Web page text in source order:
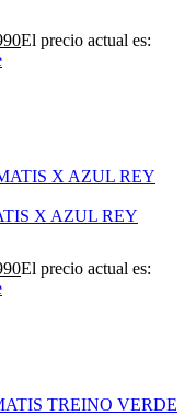
El precio actual es:
X AZUL REY
El precio actual es: